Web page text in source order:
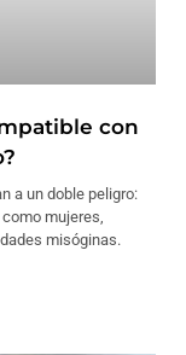
con
a un doble peligro:
mujeres,
misóginas.